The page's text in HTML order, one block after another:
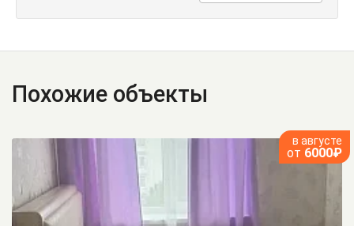
Похожие объекты
в августе
от 6000₽